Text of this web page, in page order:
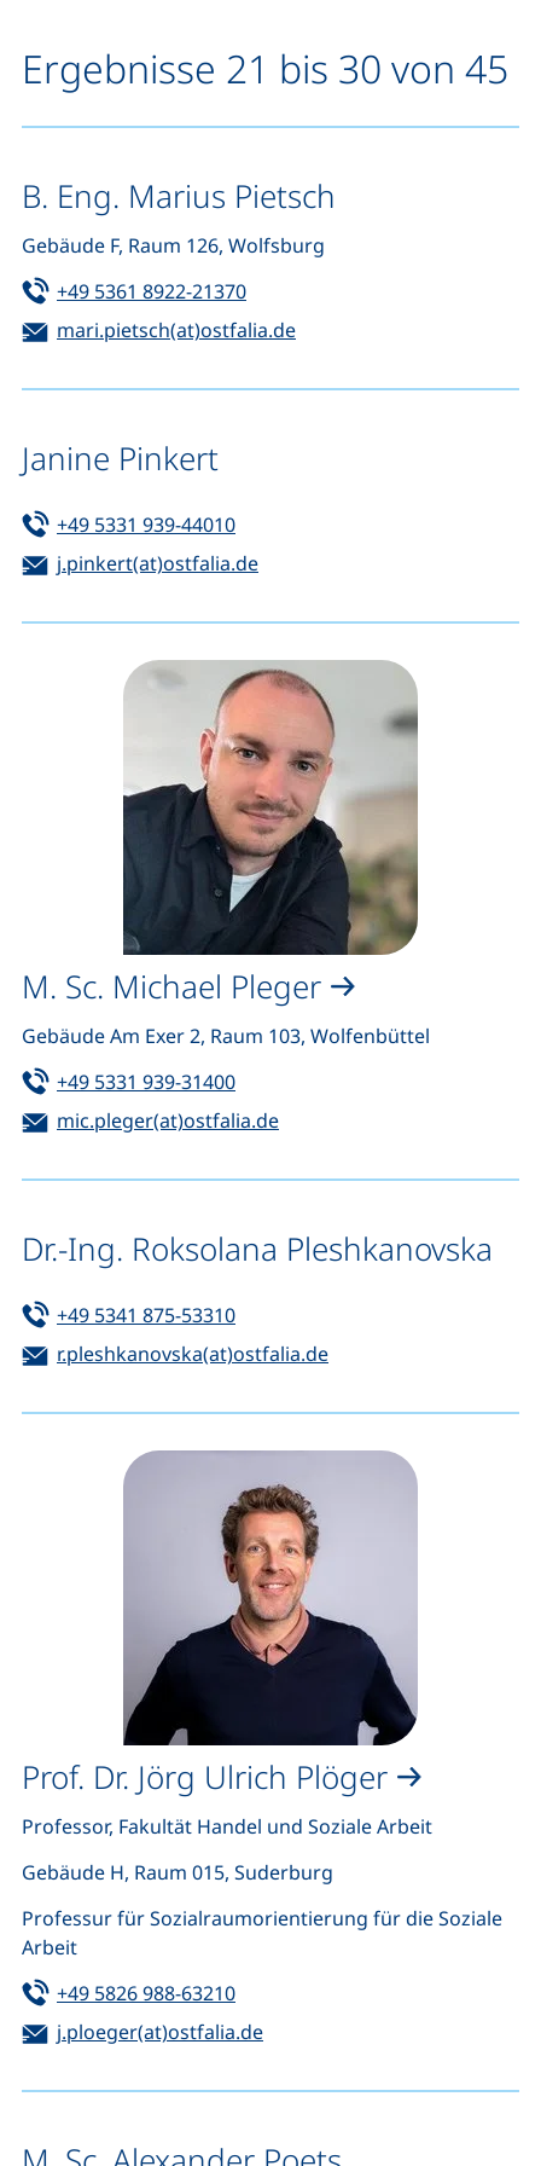
Ergebnisse 21 bis 30 von 45
B. Eng. Marius Pietsch
Gebäude F, Raum 126, Wolfsburg
Tel:
+49 5361 8922-21370(startet einen Telefonanruf,
E-Mail:
mari.pietsch(at)ostfalia.de(öffnet Ihr E-Mail-
Janine Pinkert
Tel:
+49 5331 939-44010(startet einen Telefonanruf,
E-Mail:
j.pinkert(at)ostfalia.de(öffnet Ihr E-Mail-Programm)
M. Sc. Michael Pleger
Gebäude Am Exer 2, Raum 103, Wolfenbüttel
Tel:
+49 5331 939-31400(startet einen Telefonanruf,
E-Mail:
mic.pleger(at)ostfalia.de(öffnet Ihr E-Mail-
Dr.-Ing. Roksolana Pleshkanovska
Tel:
+49 5341 875-53310(startet einen Telefonanruf,
E-Mail:
r.pleshkanovska(at)ostfalia.de(öffnet Ihr E-Mail-
Prof. Dr. Jörg Ulrich Plöger
Professor, Fakultät Handel und Soziale Arbeit
Gebäude H, Raum 015, Suderburg
Professur für Sozialraumorientierung für die Soziale
Arbeit
Tel:
+49 5826 988-63210(startet einen Telefonanruf,
E-Mail:
j.ploeger(at)ostfalia.de(öffnet Ihr E-Mail-Programm)